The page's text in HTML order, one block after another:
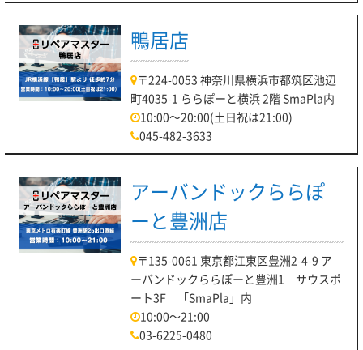
鴨居店
〒224-0053 神奈川県横浜市都筑区池辺
町4035-1 ららぽーと横浜 2階 SmaPla内
10:00～20:00(土日祝は21:00)
045-482-3633
アーバンドックららぽ
ーと豊洲店
〒135-0061 東京都江東区豊洲2-4-9 ア
ーバンドックららぽーと豊洲1 サウスポ
ート3F 「SmaPla」内
10:00～21:00
03-6225-0480